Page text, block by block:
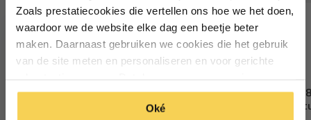
Zoals prestatiecookies die vertellen ons hoe we het doen,
waardoor we de website elke dag een beetje beter
maken. Daarnaast gebruiken we cookies die het gebruik
van de site meten en personaliseren en voor gerichte
manier. Klik op 'Oké' om alle cookies te accepteren. Of
klik op ‘alleen essentiele’ als je niet akkoord gaat met
Oké
Elastisch koord 8mm zwart
Spanner met haak
elastiek zwart 10
Particulier Zakelijk
Inschrijven
*Geldig bij minimale besteding vanaf €75